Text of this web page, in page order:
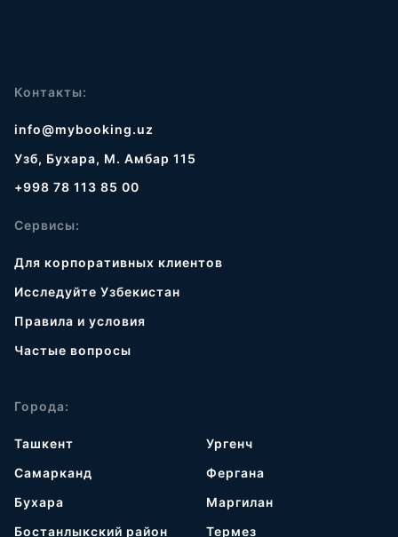
Контакты:
info@mybooking.uz
Узб, Бухара, М. Амбар 115
+998 78 113 85 00
Сервисы:
Для корпоративных клиентов
Исследуйте Узбекистан
Правила и условия
Частые вопросы
Города:
Ташкент
Самарканд
Бухара
Бостанлыкский район
Ургенч
Фергана
Маргилан
Термез